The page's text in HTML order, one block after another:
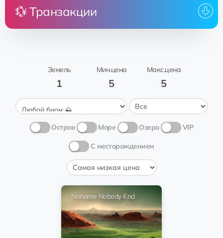
💱 Транзакции
Земель
1
Мин.цена
5
Макс.цена
5
Остров Море Озеро VIP
С месторождением
Noname Nobody Knd